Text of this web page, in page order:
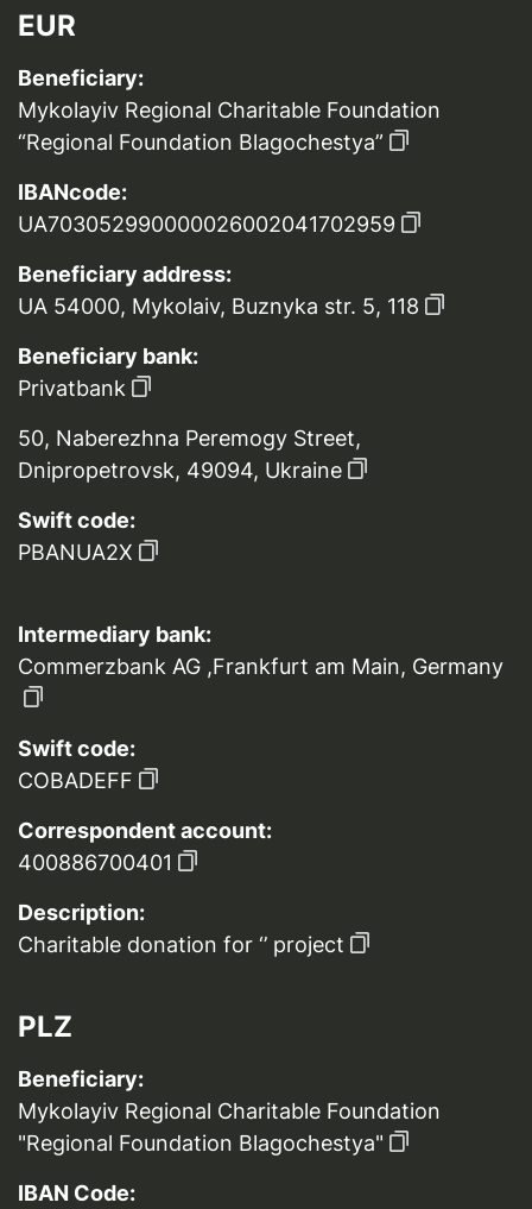
EUR
Beneficiary:
Mykolayiv Regional Charitable Foundation
“Regional Foundation Blagochestya”
IBANcode:
UA703052990000026002041702959
Beneficiary address:
UA 54000, Mykolaiv, Buznyka str. 5, 118
Beneficiary bank:
Privatbank
50, Naberezhna Peremogy Street,
Dnipropetrovsk, 49094, Ukraine
Swift code:
PBANUA2X
Intermediary bank:
Commerzbank AG ,Frankfurt am Main, Germany
Swift code:
COBADEFF
Correspondent account:
400886700401
Description:
Charitable donation for ‘’ project
PLZ
Beneficiary:
Mykolayiv Regional Charitable Foundation
"Regional Foundation Blagochestya"
IBAN Code: